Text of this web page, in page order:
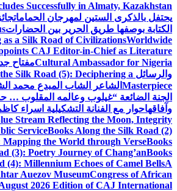
Successfully in Almaty, Kazakhstan
يحتفل بالذكرى الستين لمهرجان الحمامات
الكتابة بوصفها طريق الحرير بين الحضارات
a Silk Road of CivilizationsWorldwide
CAJ Editor-in-Chief as Literature
Cultural Ambassador for Nigeriaمفتاح
والرسائل Silk Road (5): Deciphering a
Masterpiece الشاعر الشاب المبدع محمد
الجنة الضائعة “غيلوب وعالمه المقلوب …
وآفاقهاحوار مع الفنانة التشكيلية اسراء
Stream Reflecting the Moon, Integrity
ServiceBooks Along the Silk Road (2)
Mapping the World through VerseBooks
(3): Poetry Journey of Chang’anBooks
(4): Millennium Echoes of Camel BellsA
Auezov MuseumCongress of African
2026 Edition of CAJ International